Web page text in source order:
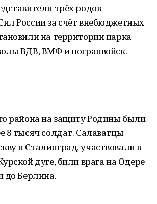
трёх родов
России за счёт внебюджетных
на территории парка
ВДВ, ВМФ и погранвойск.
района на защиту Родины были
8 тысяч солдат. Салаватцы
и Сталинград, участвовали в
дуге, били врага на Одере
до Берлина.